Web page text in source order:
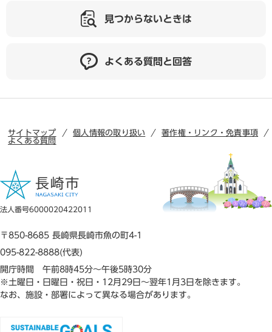
見つからないときは
よくある質問と回答
サイトマップ 個人情報の取り扱い
著作権・リンク・免責事項
よくある質問
法人番号6000020422011
〒850-8685 長崎県長崎市魚の町4-1
095-822-8888(代表)
開庁時間 午前8時45分～午後5時30分
※土曜日・日曜日・祝日・12月29日～翌年1月3日を除きます。
なお、施設・部署によって異なる場合があります。